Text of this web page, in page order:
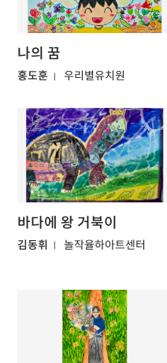
나의 꿈
홍도훈 우리별유치원
바다에 왕 거북이
김동휘 놀작율하아트센터